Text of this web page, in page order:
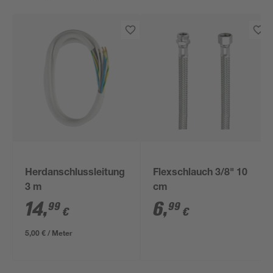
Herdanschlussleitung
3 m
14,99 €
5,00 € / Meter
Flexschlauch 3/8" 10
cm
6,99 €